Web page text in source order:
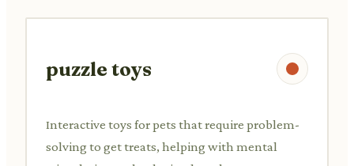
puzzle toys
Interactive toys for pets that require problem-
solving to get treats, helping with mental